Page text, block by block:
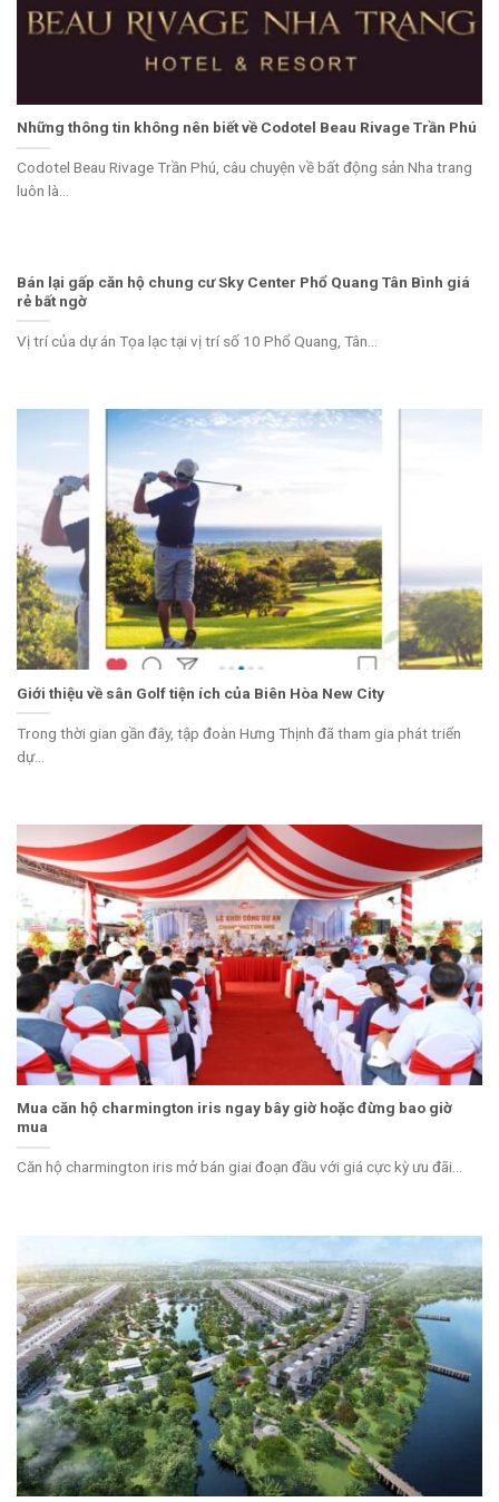
Những thông tin không nên biết về Codotel Beau Rivage Trần Phú
Codotel Beau Rivage Trần Phú, câu chuyện về bất động sản Nha trang
luôn là...
Bán lại gấp căn hộ chung cư Sky Center Phổ Quang Tân Bình giá
rẻ bất ngờ
Vị trí của dự án Tọa lạc tại vị trí số 10 Phổ Quang, Tân...
Giới thiệu về sân Golf tiện ích của Biên Hòa New City
Trong thời gian gần đây, tập đoàn Hưng Thịnh đã tham gia phát triển
dự...
Mua căn hộ charmington iris ngay bây giờ hoặc đừng bao giờ
mua
Căn hộ charmington iris mở bán giai đoạn đầu với giá cực kỳ ưu đãi...